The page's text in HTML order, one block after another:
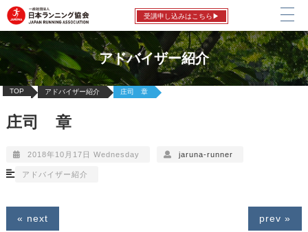
受講申し込みはこちら▶
アドバイザー紹介
TOP アドバイザー紹介 庄司 章
庄司 章
2018年10月17日 Wednesday jaruna-runner
アドバイザー紹介
« next prev »